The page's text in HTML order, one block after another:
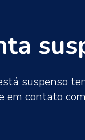
suspenso
em contato